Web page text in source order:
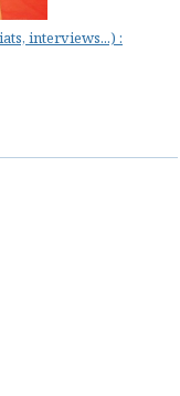
interviews...) :